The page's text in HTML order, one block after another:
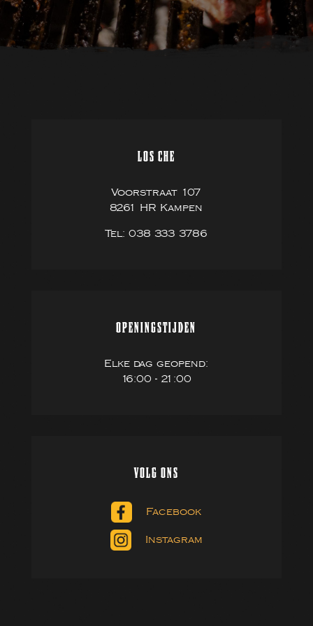
Wat zou
- de
LOS CHE
Voorstraat 107
8261 HR Kampen
Tel: 038 333 3786
OPENINGSTIJDEN
Elke dag geopend:
16:00 - 21:00
VOLG ONS
Facebook
Instagram